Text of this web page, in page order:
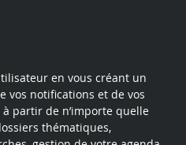
en vous créant un
vos notifications et de vos
partir de n’importe quelle
thématiques,